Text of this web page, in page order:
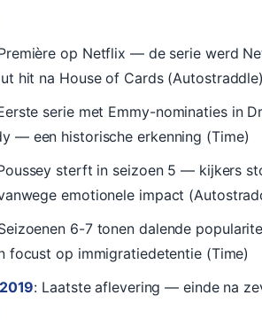
op Netflix — de serie werd
hit na House of Cards
serie met Emmy-nominaties in
— een historische erkenning (Time)
sterft in seizoen 5 — kijkers
emotionele impact
6-7 tonen dalende
focust op immigratiedetentie (Time)
: Laatste aflevering — einde na